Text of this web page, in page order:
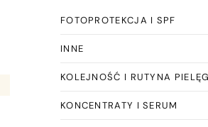
FOTOPROTEKCJA I SPF
INNE
KOLEJNOŚĆ I RUTYNA
KONCENTRATY I SERUM